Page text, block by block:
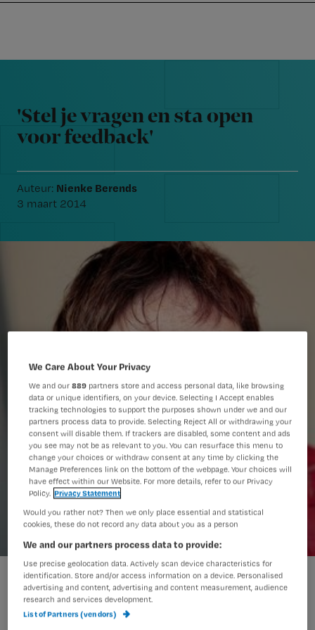
navigation
content
Nursing
'Stel je vragen en sta open voor feedback'
'Stel je vragen en sta open
voor feedback'
Auteur: Nienke Berends
3 maart 2014
We Care About Your Privacy
We and our889 partners store and access personal data, like browsing
data or unique identifiers, on your device. Selecting I Accept enables
tracking technologies to support the purposes shown under we and our
partners process data to provide. Selecting Reject All or withdrawing your
consent will disable them. If trackers are disabled, some content and ads
you see may not be as relevant to you. You can resurface this menu to
change your choices or withdraw consent at any time by clicking the
Manage Preferences link on the bottom of the webpage. Your choices will
have effect within our Website. For more details, refer to our Privacy
Policy. Privacy Statement
Would you rather not? Then we only place essential and statistical
cookies, these do not record any data about you as a person
We and our partners process data to provide:
Use precise geolocation data. Actively scan device characteristics for
identification. Store and/or access information on a device. Personalised
advertising and content, advertising and content measurement, audience
research and services development.
List of Partners (vendors)